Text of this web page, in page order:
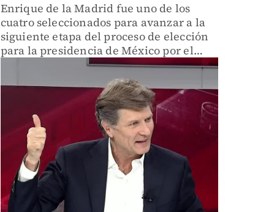
Enrique de la Madrid fue uno de los
cuatro seleccionados para avanzar a la
siguiente etapa del proceso de elección
para la presidencia de México por el
Frente Amplio por México. Asegura
estar listo para lo que este por venir en
su campaña.